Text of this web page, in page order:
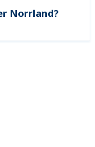
Norrland?